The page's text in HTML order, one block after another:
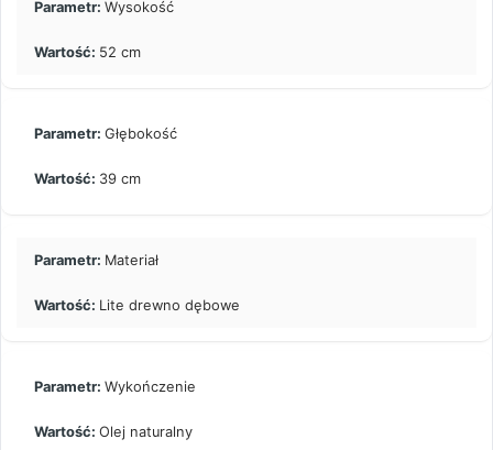
Wysokość
52 cm
Głębokość
39 cm
Materiał
Lite drewno dębowe
Wykończenie
Olej naturalny